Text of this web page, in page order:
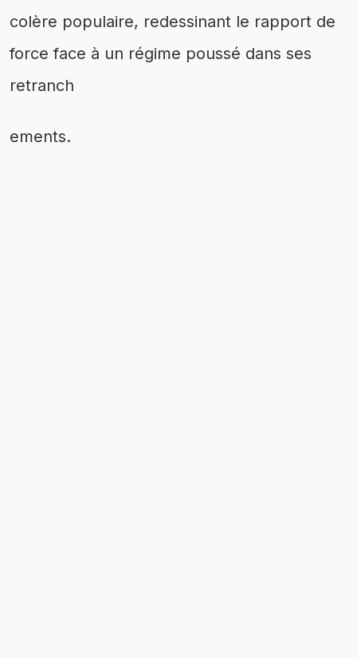
colère populaire, redessinant le rapport de
force face à un régime poussé dans ses
retranch
ements.